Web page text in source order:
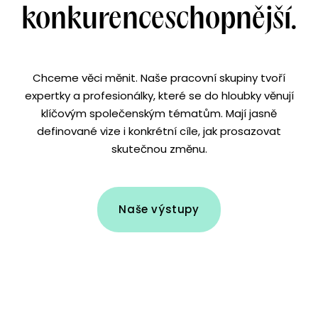
konkurenceschopnější.
Chceme věci měnit. Naše pracovní skupiny tvoří
expertky a profesionálky, které se do hloubky věnují
klíčovým společenským tématům. Mají jasně
definované vize i konkrétní cíle, jak prosazovat
skutečnou změnu.
Naše výstupy